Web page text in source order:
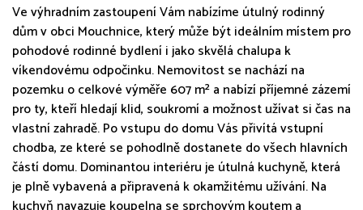
Ve výhradním zastoupení Vám nabízíme útulný rodinný
dům v obci Mouchnice, který může být ideálním místem pro
pohodové rodinné bydlení i jako skvělá chalupa k
víkendovému odpočinku. Nemovitost se nachází na
pozemku o celkové výměře 607 m² a nabízí příjemné zázemí
pro ty, kteří hledají klid, soukromí a možnost užívat si čas na
vlastní zahradě. Po vstupu do domu Vás přivítá vstupní
chodba, ze které se pohodlně dostanete do všech hlavních
částí domu. Dominantou interiéru je útulná kuchyně, která
je plně vybavená a připravená k okamžitému užívání. Na